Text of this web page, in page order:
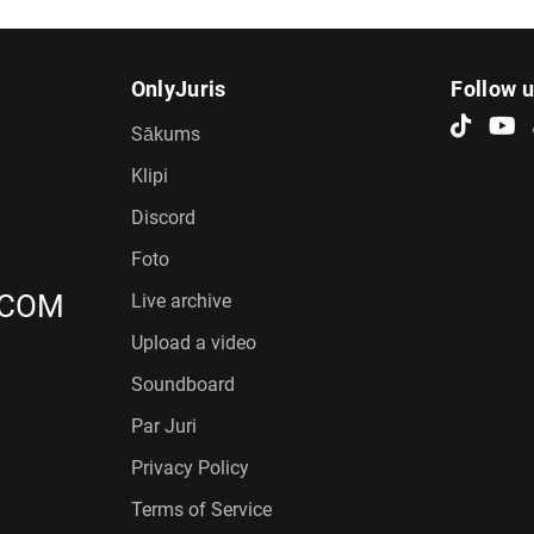
OnlyJuris
Sākums
Klipi
Discord
Foto
Live archive
Upload a video
Soundboard
Par Juri
Privacy Policy
Terms of Service
Follow